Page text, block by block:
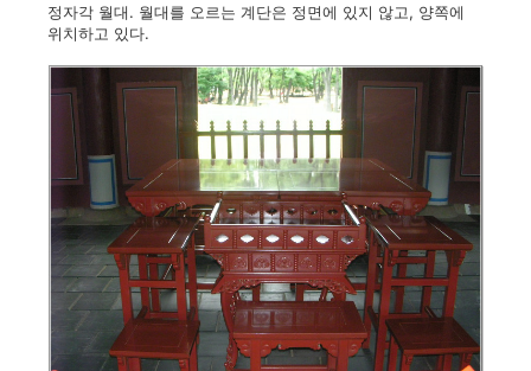
정자각 월대. 월대를 오르는 계단은 정면에 있지 않고, 양쪽에
위치하고 있다.